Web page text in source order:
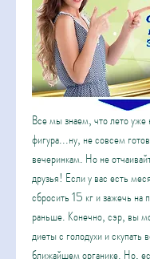
Все мы знаем, что лето уже
фигура...ну, не совсем
вечеринкам. Но не
друзья! Если у вас есть
сбросить 15 кг и зажечь на
раньше. Конечно, сэр, вы
диеты с голодухи и скупать
ближайшем органике. Но,